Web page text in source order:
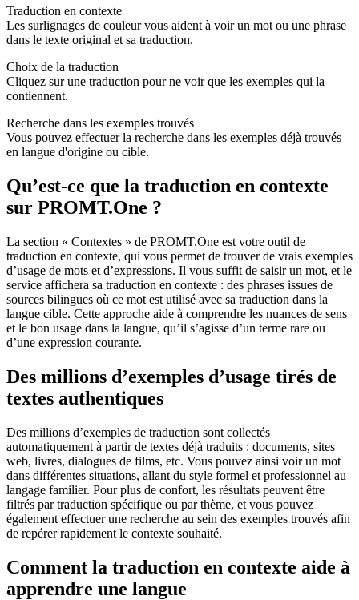
Traduction en contexte
Les surlignages de couleur vous aident à voir un mot ou une phrase
dans le texte original et sa traduction.
Choix de la traduction
Cliquez sur une traduction pour ne voir que les exemples qui la
contiennent.
Recherche dans les exemples trouvés
Vous pouvez effectuer la recherche dans les exemples déjà trouvés
en langue d'origine ou cible.
Qu’est-ce que la traduction en contexte
sur PROMT.One ?
La section « Contextes » de PROMT.One est votre outil de
traduction en contexte, qui vous permet de trouver de vrais exemples
d’usage de mots et d’expressions. Il vous suffit de saisir un mot, et le
service affichera sa traduction en contexte : des phrases issues de
sources bilingues où ce mot est utilisé avec sa traduction dans la
langue cible. Cette approche aide à comprendre les nuances de sens
et le bon usage dans la langue, qu’il s’agisse d’un terme rare ou
d’une expression courante.
Des millions d’exemples d’usage tirés de
textes authentiques
Des millions d’exemples de traduction sont collectés
automatiquement à partir de textes déjà traduits : documents, sites
web, livres, dialogues de films, etc. Vous pouvez ainsi voir un mot
dans différentes situations, allant du style formel et professionnel au
langage familier. Pour plus de confort, les résultats peuvent être
filtrés par traduction spécifique ou par thème, et vous pouvez
également effectuer une recherche au sein des exemples trouvés afin
de repérer rapidement le contexte souhaité.
Comment la traduction en contexte aide à
apprendre une langue